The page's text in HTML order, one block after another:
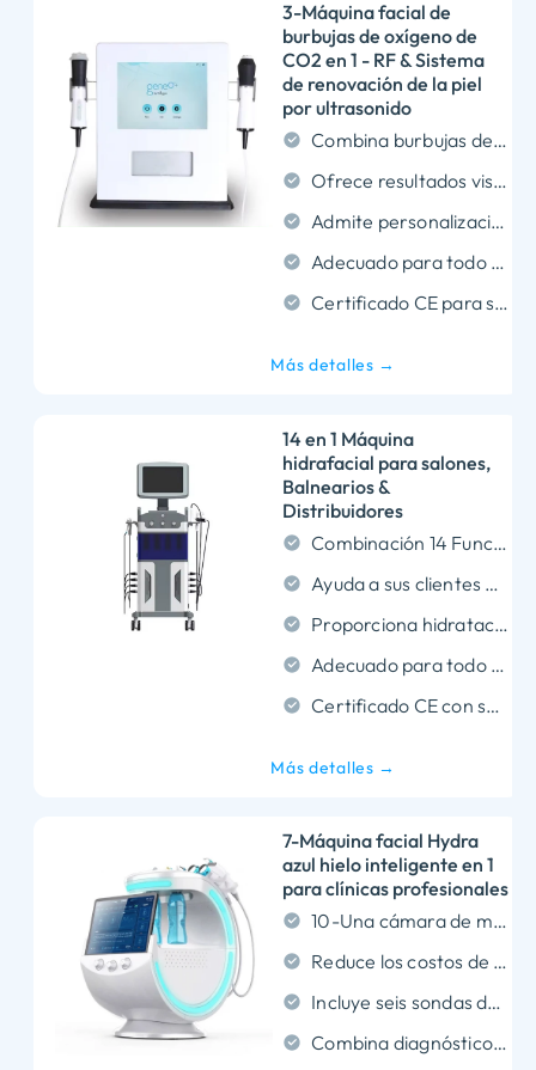
3-Máquina facial de
burbujas de oxígeno de
CO2 en 1 - RF & Sistema
de renovación de la piel
por ultrasonido
Combina burbujas de CO2, RF, y ultrasonido en un solo dispositivo.
Ofrece resultados visibles en la piel después de una sola sesión de tratamiento..
Admite personalización OEM/ODM para compradores mayoristas.
Adecuado para todo tipo de piel sin necesidad de tiempo de inactividad..
Certificado CE para seguridad, Uso clínico profesional.
Más detalles →
14 en 1 Máquina
hidrafacial para salones,
Balnearios &
Distribuidores
Combinación 14 Funciones avanzadas en un dispositivo profesional compacto.
Ayuda a sus clientes a ver mejoras visibles en la piel después de una sola sesión.
Proporciona hidratación y exfoliación profundas sin tiempo de inactividad de la piel.
Adecuado para todo tipo de piel en los salones., balnearios, y clínicas
Certificado CE con soporte OEM y de marca privada disponible
Más detalles →
7-Máquina facial Hydra
azul hielo inteligente en 1
para clínicas profesionales
10-Una cámara de megapíxeles utiliza imágenes de tres espectros para analizar la piel
Reduce los costos de equipos y al mismo tiempo satisface las grandes demandas del mercado..
Incluye seis sondas de tratamiento distintas, como RF y ultrasonido..
Combina diagnósticos y tratamientos faciales en un solo dispositivo.